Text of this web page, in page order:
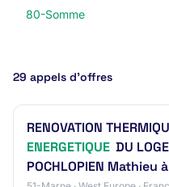
80-Somme
29 appels d’offres
RENOVATION
ENERGETIQUE DU
POCHLOPIEN